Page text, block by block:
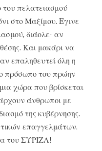
του πελατειασμού
στο Μαξίμου. Eγινε
διάολε· αν
Και μακάρι να
επαληθευτεί όλη η
πρόσωπο του πρώην
χώρα που βρίσκεται
άνθρωποι με
της κυβέρνησης.
επαγγελμάτων.
του ΣΥΡΙΖΑ!